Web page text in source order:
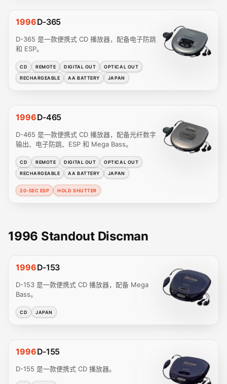
1996D-365
D-365 是一款便携式 CD 播放器，配备电子防跳
和 ESP。
CD REMOTE DIGITAL OUT
OPTICAL OUT
RECHARGEABLE
AA BATTERY JAPAN
1996D-465
D-465 是一款便携式 CD 播放器，配备光纤数字
输出、电子防跳、ESP 和 Mega Bass。
CD REMOTE DIGITAL OUT
OPTICAL OUT
RECHARGEABLE
AA BATTERY JAPAN
20-SEC ESP HOLD SHUTTER
1996 Standout Discman
1996D-153
D-153 是一款便携式 CD 播放器，配备 Mega
Bass。
CD JAPAN
1996D-155
D-155 是一款便携式 CD 播放器。